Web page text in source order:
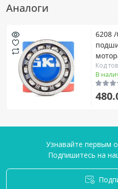
Аналоги
6208
Код
В
Узнавайте первым
Подпишитесь на